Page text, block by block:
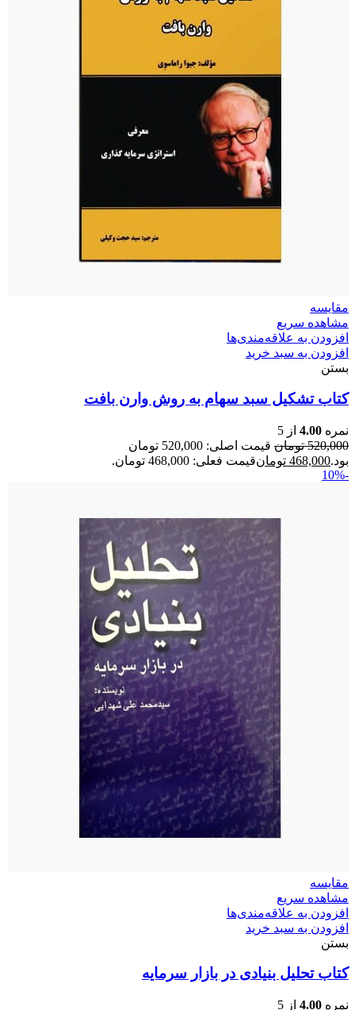
مقایسه
مشاهده سریع
افزودن به علاقه‌مندی‌ها
افزودن به سبد خرید
بستن
کتاب تشکیل سبد سهام به روش وارن بافت
نمره 4.00 از 5
520,000 تومان
قیمت اصلی: 520,000 تومان
بود.468,000 تومانقیمت فعلی: 468,000 تومان.
-10%
مقایسه
مشاهده سریع
افزودن به علاقه‌مندی‌ها
افزودن به سبد خرید
بستن
کتاب تحلیل بنیادی در بازار سرمایه
نمره 4.00 از 5